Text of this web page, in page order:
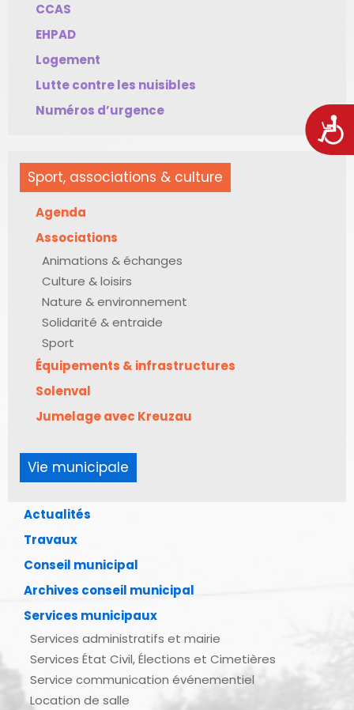
CCAS
EHPAD
Logement
Lutte contre les nuisibles
Numéros d’urgence
Sport, associations & culture
Agenda
Associations
Animations & échanges
Culture & loisirs
Nature & environnement
Solidarité & entraide
Sport
Équipements & infrastructures
Solenval
Jumelage avec Kreuzau
Vie municipale
Actualités
Travaux
Conseil municipal
Archives conseil municipal
Services municipaux
Services administratifs et mairie
Services État Civil, Élections et Cimetières
Service communication événementiel
Location de salle